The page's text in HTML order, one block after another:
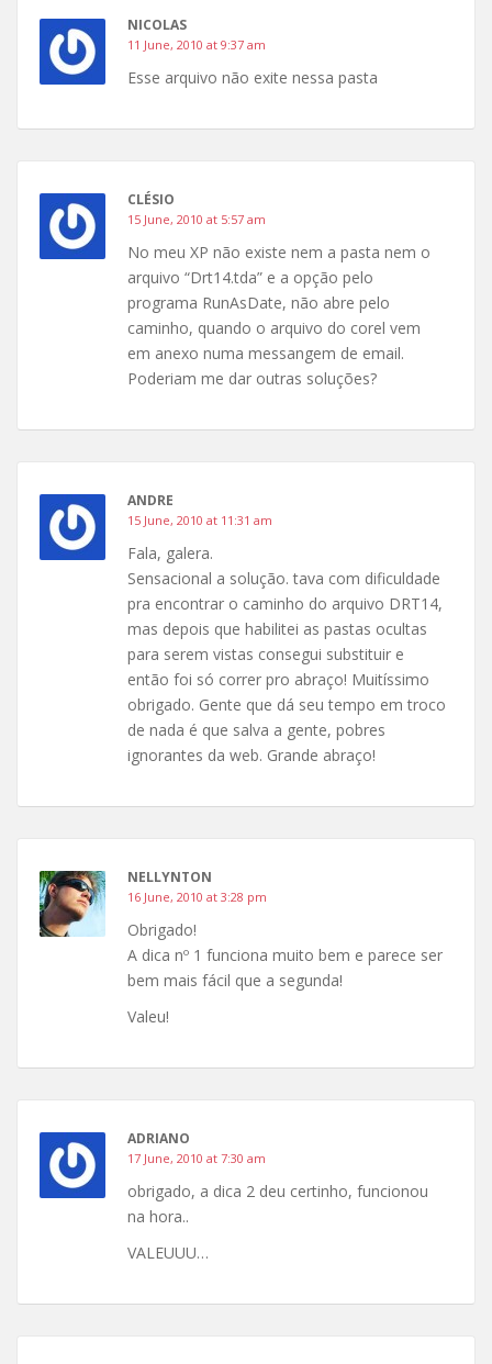
NICOLAS
11 June, 2010 at 9:37 am
Esse arquivo não exite nessa pasta
CLÉSIO
15 June, 2010 at 5:57 am
No meu XP não existe nem a pasta nem o
arquivo “Drt14.tda” e a opção pelo
programa RunAsDate, não abre pelo
caminho, quando o arquivo do corel vem
em anexo numa messangem de email.
Poderiam me dar outras soluções?
ANDRE
15 June, 2010 at 11:31 am
Fala, galera.
Sensacional a solução. tava com dificuldade
pra encontrar o caminho do arquivo DRT14,
mas depois que habilitei as pastas ocultas
para serem vistas consegui substituir e
então foi só correr pro abraço! Muitíssimo
obrigado. Gente que dá seu tempo em troco
de nada é que salva a gente, pobres
ignorantes da web. Grande abraço!
NELLYNTON
16 June, 2010 at 3:28 pm
Obrigado!
A dica nº 1 funciona muito bem e parece ser
bem mais fácil que a segunda!
Valeu!
ADRIANO
17 June, 2010 at 7:30 am
obrigado, a dica 2 deu certinho, funcionou
na hora..
VALEUUU…